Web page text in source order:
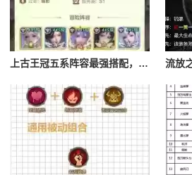
上古王冠五系阵容最强搭配，上古王冠五星排行